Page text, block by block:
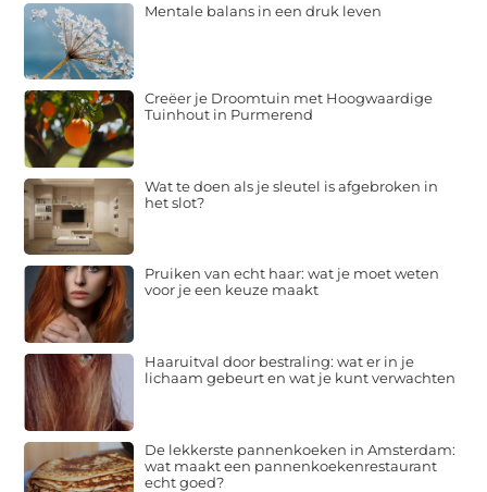
Mentale balans in een druk leven
Creëer je Droomtuin met Hoogwaardige
Tuinhout in Purmerend
Wat te doen als je sleutel is afgebroken in
het slot?
Pruiken van echt haar: wat je moet weten
voor je een keuze maakt
Haaruitval door bestraling: wat er in je
lichaam gebeurt en wat je kunt verwachten
De lekkerste pannenkoeken in Amsterdam:
wat maakt een pannenkoekenrestaurant
echt goed?